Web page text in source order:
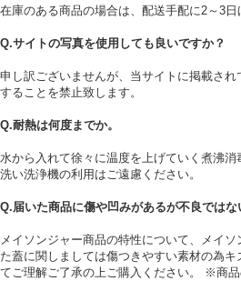
在庫のある商品の場合は、配送手配に2～3
Q.サイトの写真を使用しても良いですか？
申し訳ございませんが、当サイトに掲載さ
することを禁止致します。
Q.耐熱は何度までか。
水から入れて徐々に温度を上げていく煮沸
洗い洗浄機の利用はご遠慮ください。
Q.届いた商品に傷や凹みがあるが不良ではな
メイソンジャー商品の特性について、メイ
た蓋に関しましては傷つきやすい素材の為
てご理解ご了承の上ご購入ください。 ※商